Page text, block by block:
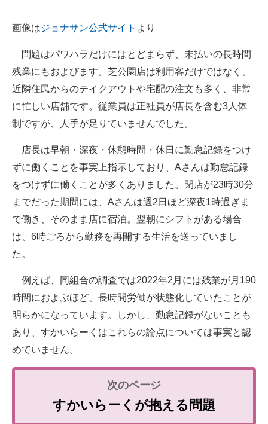
画像はジョナサン公式サイト より
問題はパワハラだけにはとどまらず、未払いの長時間
残業にもおよびます。芝公園店は利用客だけではなく、
近隣住民からのテイクアウトや宅配の注文も多く、非常
に忙しい店舗です。従業員は正社員が店長を含む3人体
制ですが、人手が足りていませんでした。
店長は早朝・深夜・休憩時間・休日に勤怠記録をつけ
ずに働くことを事実上指示しており、Aさんは勤怠記録
をつけずに働くことが多くありました。閉店が23時30分
までだった期間には、Aさんは週2日ほど深夜1時過ぎま
で働き、そのまま店に宿泊。翌朝にシフトがある場合
は、6時ごろから勤務を再開する生活を送っていまし
た。
例えば、同組合の調査では2022年2月には残業が月190
時間におよぶほど、長時間労働が状態化していたことが
明らかになっています。しかし、勤怠記録がないことも
あり、すかいらーくはこれらの論点については事実と認
めていません。
すかいらーくが抱える問題